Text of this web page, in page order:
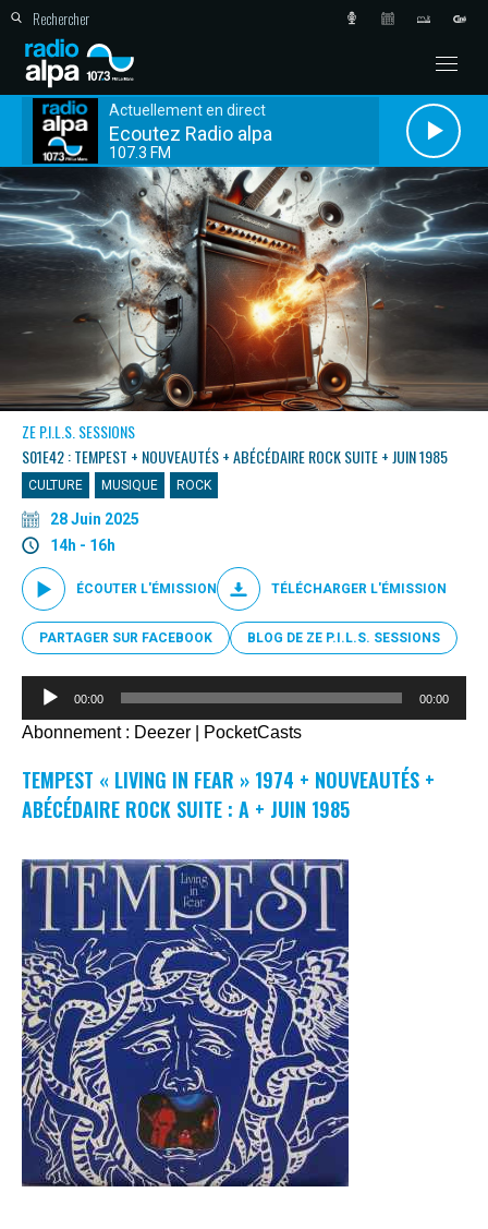
Actuellement en direct
Ecoutez Radio alpa
107.3 FM
ZE P.I.L.S. SESSIONS
S01E42 : TEMPEST + NOUVEAUTÉS + ABÉCÉDAIRE ROCK SUITE + JUIN 1985
CULTURE MUSIQUE ROCK
28 Juin 2025
14h - 16h
ÉCOUTER L'ÉMISSION TÉLÉCHARGER L'ÉMISSION
PARTAGER SUR FACEBOOK BLOG DE ZE P.I.L.S. SESSIONS
Lecteur
00:00 00:00
Abonnement : Deezer PocketCasts
TEMPEST « LIVING IN FEAR » 1974 + NOUVEAUTÉS +
ABÉCÉDAIRE ROCK SUITE : A + JUIN 1985